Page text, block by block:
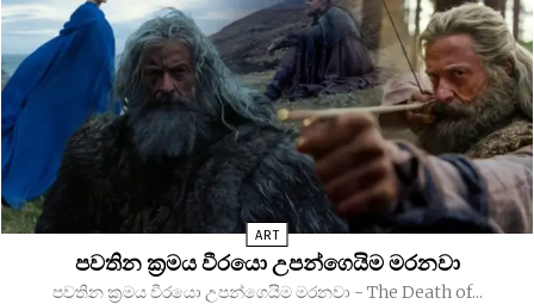
ART
පවතින ක්‍රමය වීරයො උපන්ගෙයිම මරනවා
පවතින ක්‍රමය වීරයො උපන්ගෙයිම මරනවා - The Death of...